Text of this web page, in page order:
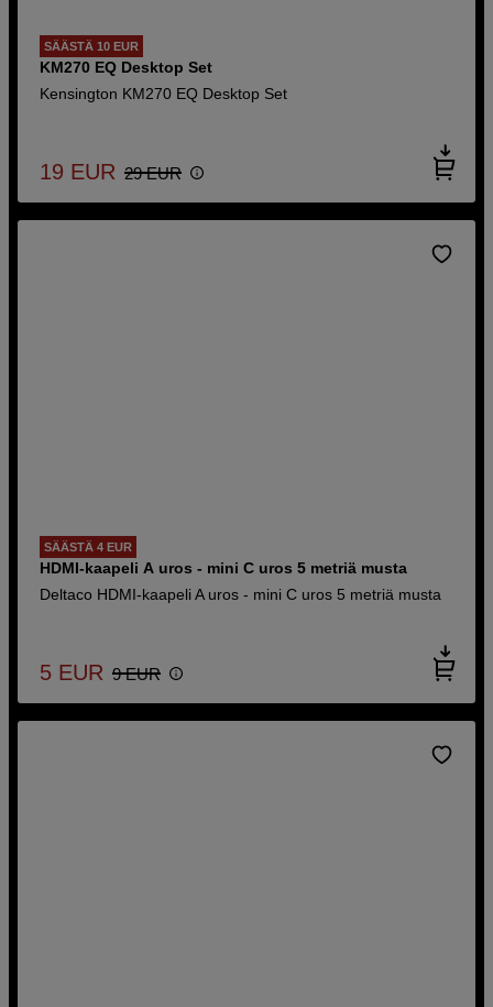
SÄÄSTÄ 10 EUR
KM270 EQ Desktop Set
Kensington KM270 EQ Desktop Set
19 EUR 29 EUR
SÄÄSTÄ 4 EUR
HDMI-kaapeli A uros - mini C uros 5 metriä musta
Deltaco HDMI-kaapeli A uros - mini C uros 5 metriä musta
5 EUR 9 EUR